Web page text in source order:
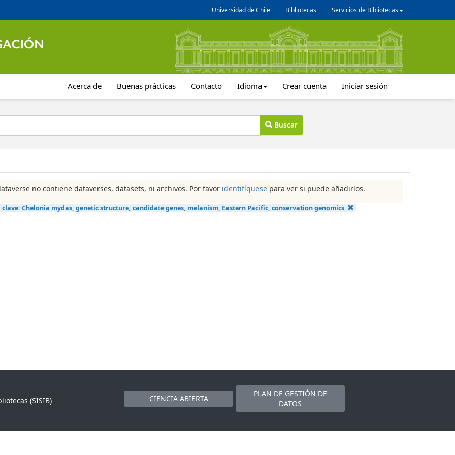
Universidad de Chile Bibliotecas Servicios de Bibliotecas
Acerca de Buenas prácticas Contacto Idioma Crear cuenta Iniciar sesión
Buscar
no contiene dataverses, datasets, ni archivos. Por favor identifíquese para ver si puede añadirlos.
Chelonia mydas, genetic structure, candidate genes, melanism, Eastern Pacific, conservation genomics
(SISIB)
CIENCIA ABIERTA
PLAN DE GESTIÓN DE
DATOS